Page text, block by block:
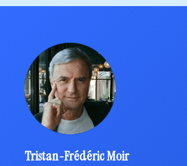
Tristan-Frédéric Moir